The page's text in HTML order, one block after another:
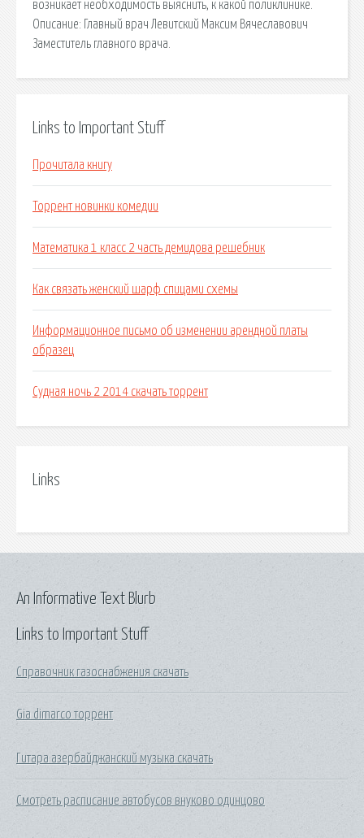
возникает необходимость выяснить, к какой поликлинике.
Описание: Главный врач Левитский Максим Вячеславович
Заместитель главного врача.
Links to Important Stuff
Прочитала книгу
Торрент новинки комедии
Математика 1 класс 2 часть демидова решебник
Как связать женский шарф спицами схемы
Информационное письмо об изменении арендной платы
образец
Судная ночь 2 2014 скачать торрент
Links
Links to Important Stuff
Справочник газоснабжения скачать
Gia dimarco торрент
Гитара азербайджанский музыка скачать
Смотреть расписание автобусов внуково одинцово
An Informative Text Blurb